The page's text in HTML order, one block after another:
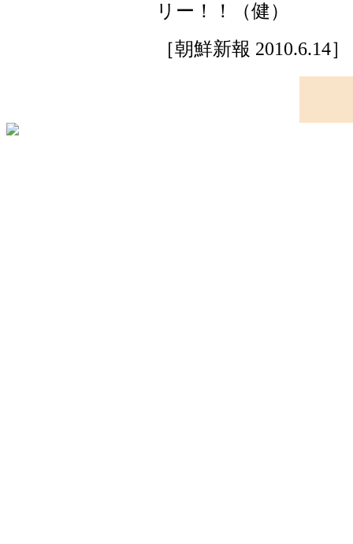
リー！！（健）
［朝鮮新報 2010.6.14］